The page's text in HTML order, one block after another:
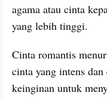
agama atau cinta
yang lebih tinggi.
Cinta romantis
cinta yang intens
keinginan untuk